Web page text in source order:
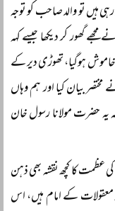
ہیں تو والد صاحب کو توجہ
گھور کر دیکھا جیسے کہہ
خاموش ہوگیا، تھوڑی دیر کے
بیان کیا اور ہم وہاں
حضرت مولانا رسول خان
عظمت کا کچھ نقشہ بھی ذہن
معقولات کے امام ہیں، اس